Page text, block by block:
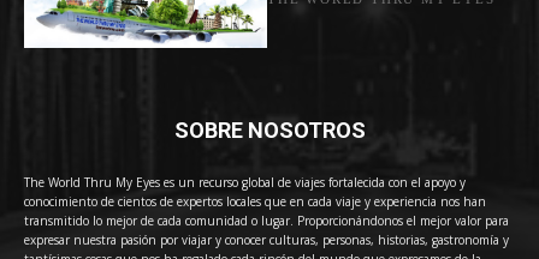
SOBRE NOSOTROS
The World Thru My Eyes es un recurso global de viajes fortalecida con el apoyo y
conocimiento de cientos de expertos locales que en cada viaje y experiencia nos han
transmitido lo mejor de cada comunidad o lugar. Proporcionándonos el mejor valor para
expresar nuestra pasión por viajar y conocer culturas, personas, historias, gastronomía y